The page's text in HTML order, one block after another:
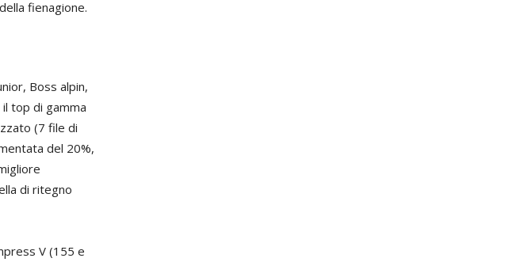
fienagione.
Boss alpin,
top di gamma
(7 file di
del 20%,
di ritegno
V (155 e